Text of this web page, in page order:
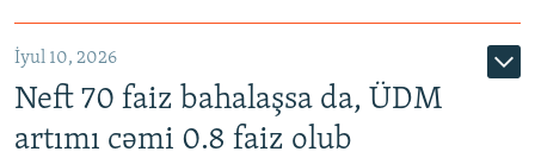
İyul 10, 2026
Neft 70 faiz bahalaşsa da, ÜDM
artımı cəmi 0.8 faiz olub